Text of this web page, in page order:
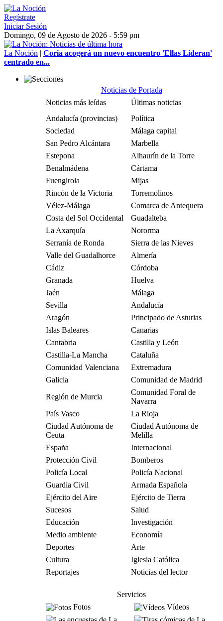
Regístrate
Iniciar Sesión
Domingo, 09 de Agosto de 2026 - 5:59 pm
La Noción | Coria acogerá un nuevo encuentro 'Ellas Lideran'
centrado en...
Noticias de Portada
Noticias más leídas
Últimas noticias
Andalucía (provincias)
Política
Sociedad
Málaga capital
San Pedro Alcántara
Marbella
Estepona
Alhaurín de la Torre
Benalmádena
Cártama
Fuengirola
Mijas
Rincón de la Victoria
Torremolinos
Vélez-Málaga
Comarca de Antequera
Costa del Sol Occidental
Guadalteba
La Axarquía
Nororma
Serranía de Ronda
Sierra de las Nieves
Valle del Guadalhorce
Almería
Cádiz
Córdoba
Granada
Huelva
Jaén
Málaga
Sevilla
Andalucía
Aragón
Principado de Asturias
Islas Baleares
Canarias
Cantabria
Castilla y León
Castilla-La Mancha
Cataluña
Comunidad Valenciana
Extremadura
Galicia
Comunidad de Madrid
Región de Murcia
Comunidad Foral de
Navarra
País Vasco
La Rioja
Ciudad Autónoma de
Ceuta
Ciudad Autónoma de
Melilla
España
Internacional
Protección Civil
Bomberos
Policía Local
Policía Nacional
Guardia Civil
Armada Española
Ejército del Aire
Ejército de Tierra
Sucesos
Salud
Educación
Investigación
Medio ambiente
Economía
Deportes
Arte
Cultura
Iglesia Católica
Reportajes
Noticias del lector
Servicios
Fotos
Vídeos